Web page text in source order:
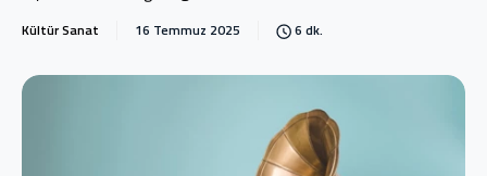
Kültür Sanat 16 Temmuz 2025 6 dk.